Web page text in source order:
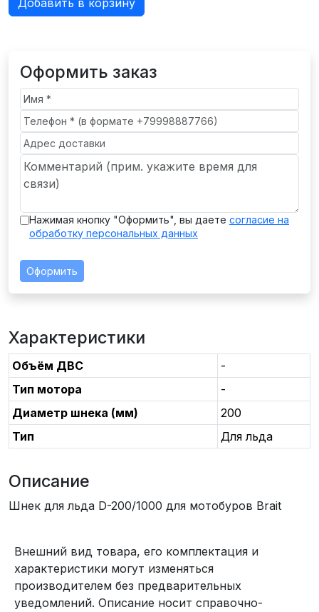
Добавить в корзину
Оформить заказ
Нажимая кнопку "Оформить", вы даете согласие на
обработку персональных данных
Оформить
Характеристики
Объём ДВС
-
Тип мотора
-
Диаметр шнека (мм)
200
Тип
Для льда
Описание
Шнек для льда D-200/1000 для мотобуров Brait
Внешний вид товара, его комплектация и
характеристики могут изменяться
производителем без предварительных
уведомлений. Описание носит справочно-